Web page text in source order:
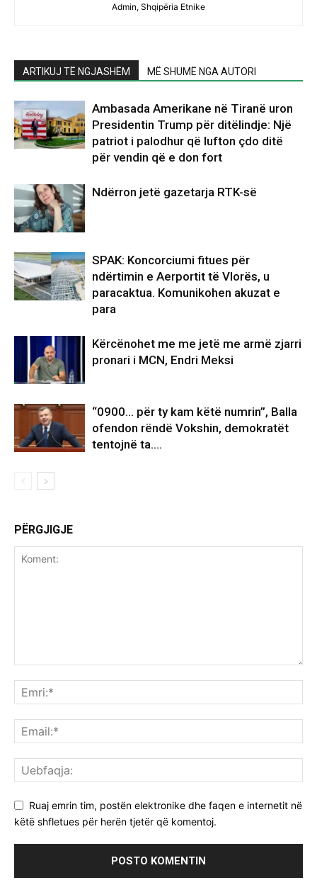
Admin, Shqipëria Etnike
ARTIKUJ TË NGJASHËM MË SHUMË NGA AUTORI
Ambasada Amerikane në Tiranë uron
Presidentin Trump për ditëlindje: Një
patriot i palodhur që lufton çdo ditë
për vendin që e don fort
Ndërron jetë gazetarja RTK-së
SPAK: Koncorciumi fitues për
ndërtimin e Aerportit të Vlorës, u
paracaktua. Komunikohen akuzat e
para
Kërcënohet me me jetë me armë zjarri
pronari i MCN, Endri Meksi
“0900… për ty kam këtë numrin”, Balla
ofendon rëndë Vokshin, demokratët
tentojnë ta….
PËRGJIGJE
Ruaj emrin tim, postën elektronike dhe faqen e internetit në
këtë shfletues për herën tjetër që komentoj.